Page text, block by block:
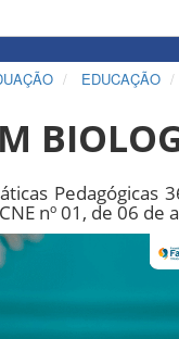
EDUCAÇÃO
Pedagógicas
nº 01, de 06 de